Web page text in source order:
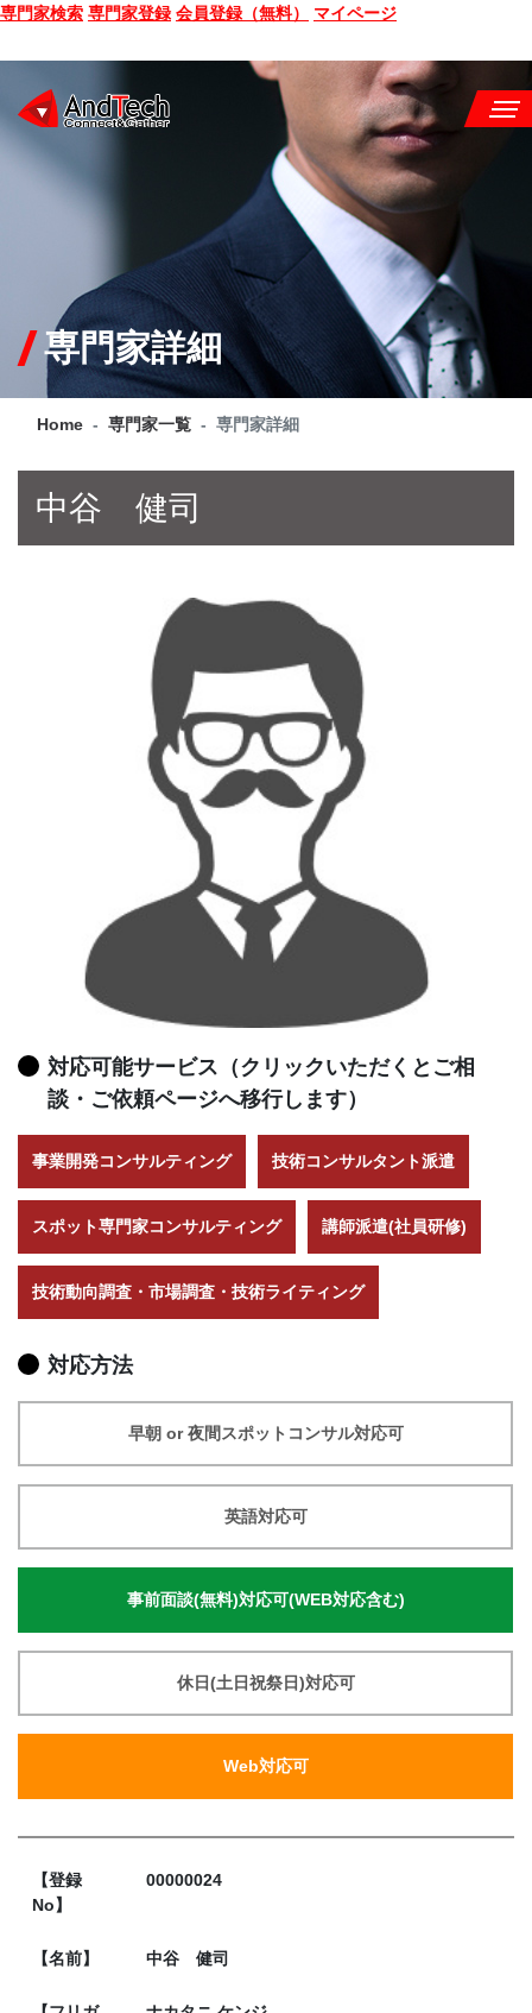
専門家検索 専門家登録 会員登録（無料） マイページ
CONSULTING
SERVICE
COMPANY
Q&A
専門家詳細
Home 専門家一覧 専門家詳細
中谷 健司
対応可能サービス（クリックいただくとご相
談・ご依頼ページへ移行します）
事業開発コンサルティング 技術コンサルタント派遣
スポット専門家コンサルティング 講師派遣(社員研修)
技術動向調査・市場調査・技術ライティング
対応方法
早朝 or 夜間スポットコンサル対応可
英語対応可
事前面談(無料)対応可(WEB対応含む)
休日(土日祝祭日)対応可
Web対応可
【登録
No】
00000024
【名前】 中谷 健司